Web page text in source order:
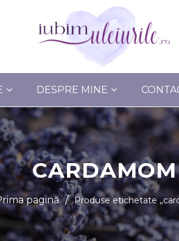
DESPRE MINE
CARDAMOM
pagină / Produse etichetate